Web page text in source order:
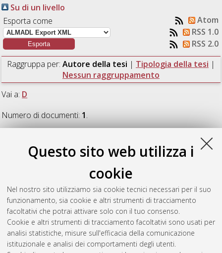
Questo sito web utilizza i
cookie
Nel nostro sito utilizziamo sia cookie tecnici necessari per il suo
funzionamento, sia cookie e altri strumenti di tracciamento
facoltativi che potrai attivare solo con il tuo consenso.
Cookie e altri strumenti di tracciamento facoltativi sono usati per
analisi statistiche, misure sull'efficacia della comunicazione
istituzionale e analisi dei comportamenti degli utenti.
Su di un livello
Esporta come
Atom
RSS 1.0
RSS 2.0
Raggruppa per: Autore della tesi | Tipologia della tesi |
Nessun raggruppamento
Vai a: D
Numero di documenti: 1.
Analisi cinematica di un dito
[Laurea], Università di Bologna, Corso di Studio inIngegneria
biomedica [L-DM270] - Cesena , Documento ad accesso
riservato.
Questa lista e' stata generata ilThu Aug 6 11:51:34 2026